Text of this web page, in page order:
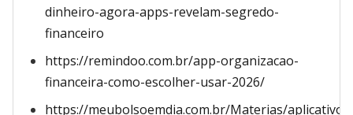
dinheiro-agora-apps-revelam-segredo-
financeiro
https://remindoo.com.br/app-organizacao-
financeira-como-escolher-usar-2026/
https://meubolsoemdia.com.br/Materias/